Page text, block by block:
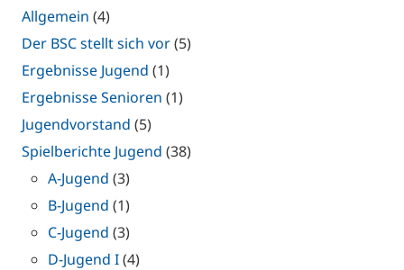
Allgemein (4)
Der BSC stellt sich vor(5)
Ergebnisse Jugend (1)
Ergebnisse Senioren (1)
Jugendvorstand (5)
Spielberichte Jugend (38)
A-Jugend (3)
B-Jugend (1)
C-Jugend (3)
D-Jugend I(4)